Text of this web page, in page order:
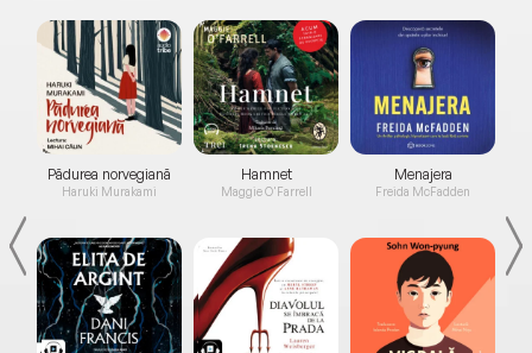
Pădurea norvegiană
Haruki Murakami
Hamnet
Maggie O'Farrell
Menajera
Freida McFadden